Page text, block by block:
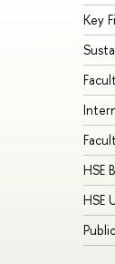
Key
HSE
HSE